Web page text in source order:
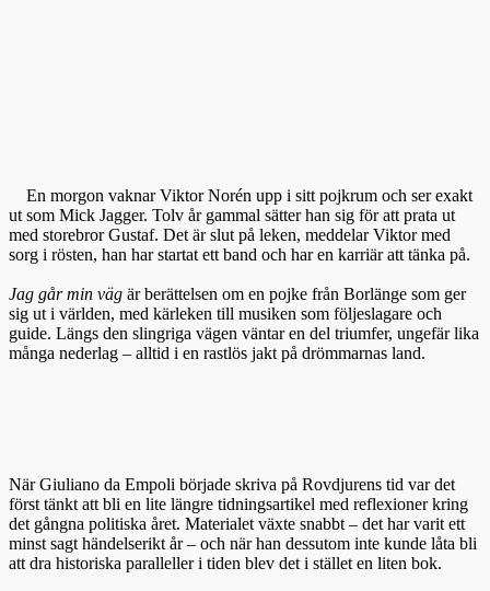
En morgon vaknar Viktor Norén upp i sitt pojkrum och ser exakt
ut som Mick Jagger. Tolv år gammal sätter han sig för att prata ut
med storebror Gustaf. Det är slut på leken, meddelar Viktor med
sorg i rösten, han har startat ett band och har en karriär att tänka på.
Jag går min väg är berättelsen om en pojke från Borlänge som ger
sig ut i världen, med kärleken till musiken som följeslagare och
guide. Längs den slingriga vägen väntar en del triumfer, ungefär lika
många nederlag – alltid i en rastlös jakt på drömmarnas land.
När Giuliano da Empoli började skriva på Rovdjurens tid var det
först tänkt att bli en lite längre tidningsartikel med reflexioner kring
det gångna politiska året. Materialet växte snabbt – det har varit ett
minst sagt händelserikt år – och när han dessutom inte kunde låta bli
att dra historiska paralleller i tiden blev det i stället en liten bok.